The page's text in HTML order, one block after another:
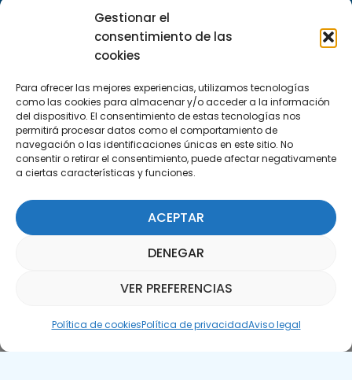
Gestionar el
consentimiento de las
cookies
Para ofrecer las mejores experiencias, utilizamos tecnologías
como las cookies para almacenar y/o acceder a la información
del dispositivo. El consentimiento de estas tecnologías nos
permitirá procesar datos como el comportamiento de
navegación o las identificaciones únicas en este sitio. No
consentir o retirar el consentimiento, puede afectar negativamente
a ciertas características y funciones.
ACEPTAR
DENEGAR
VER PREFERENCIAS
Política de cookiesPolítica de privacidadAviso legal
29590 Campanillas, Málaga
Suscríbete a nuestra Newsletter
SUSCRÍBETE AQUÍ